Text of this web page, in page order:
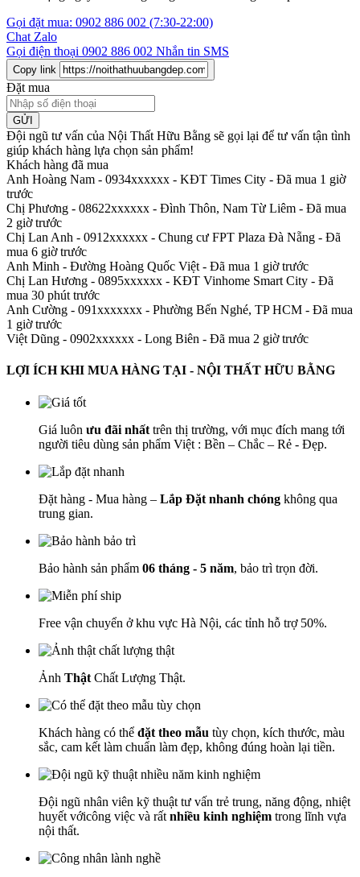
Gọi đặt mua: 0902 886 002 (7:30-22:00)
Chat Zalo
Gọi điện thoại 0902 886 002 Nhắn tin SMS
Copy link
Đặt mua
GỬI
Đội ngũ tư vấn của Nội Thất Hữu Bằng sẽ gọi lại để tư vấn tận tình
giúp khách hàng lựa chọn sản phẩm!
Khách hàng đã mua
Anh Hoàng Nam - 0934xxxxxx - KĐT Times City - Đã mua 1 giờ
trước
Chị Phương - 08622xxxxxx - Đình Thôn, Nam Từ Liêm - Đã mua
2 giờ trước
Chị Lan Anh - 0912xxxxxx - Chung cư FPT Plaza Đà Nẵng - Đã
mua 6 giờ trước
Anh Minh - Đường Hoàng Quốc Việt - Đã mua 1 giờ trước
Chị Lan Hương - 0895xxxxxx - KĐT Vinhome Smart City - Đã
mua 30 phút trước
Anh Cường - 091xxxxxxx - Phường Bến Nghé, TP HCM - Đã mua
1 giờ trước
Việt Dũng - 0902xxxxxx - Long Biên - Đã mua 2 giờ trước
LỢI ÍCH KHI MUA HÀNG TẠI - NỘI THẤT HỮU BẰNG
Giá luôn ưu đãi nhất trên thị trường, với mục đích mang tới
người tiêu dùng sản phẩm Việt : Bền – Chắc – Rẻ - Đẹp.
Đặt hàng - Mua hàng – Lắp Đặt nhanh chóng không qua
trung gian.
Bảo hành sản phẩm 06 tháng - 5 năm, bảo trì trọn đời.
Free vận chuyển ở khu vực Hà Nội, các tỉnh hỗ trợ 50%.
Ảnh Thật Chất Lượng Thật.
Khách hàng có thể đặt theo mẫu tùy chọn, kích thước, màu
sắc, cam kết làm chuẩn làm đẹp, không đúng hoàn lại tiền.
Đội ngũ nhân viên kỹ thuật tư vấn trẻ trung, năng động, nhiệt
huyết vớicông việc và rất nhiều kinh nghiệm trong lĩnh vựa
nội thất.